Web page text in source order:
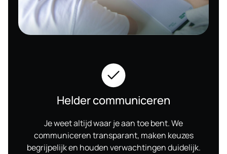
Helder communiceren
Je weet altijd waar je aan toe bent. We
communiceren transparant, maken keuzes
begrijpelijk en houden verwachtingen duidelijk.